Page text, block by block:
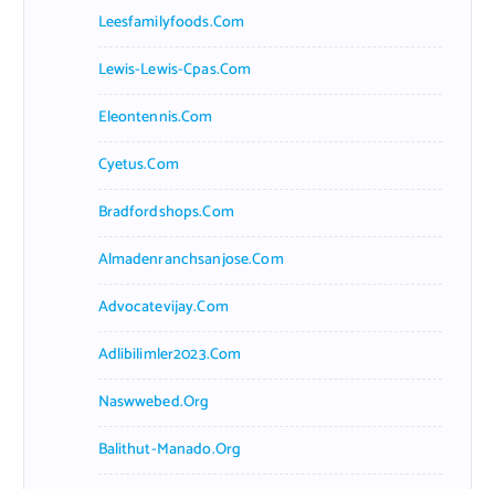
Leesfamilyfoods.com
Lewis-Lewis-Cpas.com
Eleontennis.com
Cyetus.com
Bradfordshops.com
Almadenranchsanjose.com
Advocatevijay.com
Adlibilimler2023.com
Naswwebed.org
Balithut-Manado.org